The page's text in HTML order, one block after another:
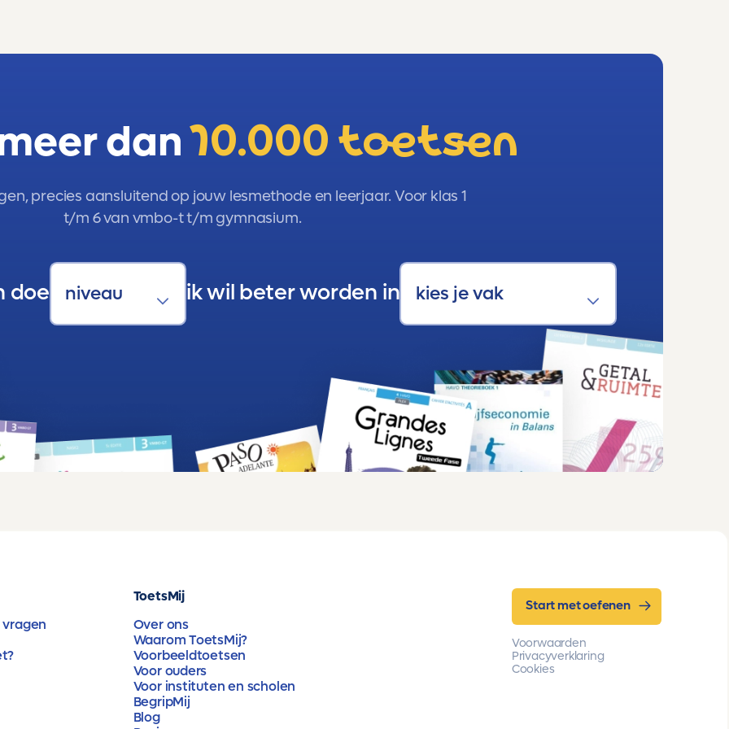
dan10.000 toetsen
precies aansluitend op jouw lesmethode en leerjaar. Voor klas 1
t/m 6 van vmbo-t t/m gymnasium.
doe ik wil beter worden in
ToetsMij
Over ons
Waarom ToetsMij?
Voorbeeldtoetsen
Voor ouders
Voor instituten en scholen
BegripMij
Blog
Start met oefenen
Voorwaarden
Privacyverklaring
Cookies